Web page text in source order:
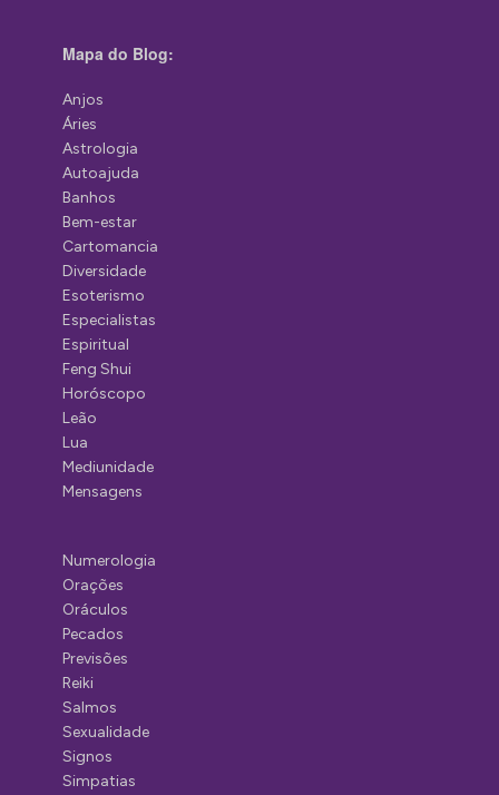
Mapa do Blog:
Anjos
Áries
Astrologia
Autoajuda
Banhos
Bem-estar
Cartomancia
Diversidade
Esoterismo
Especialistas
Espiritual
Feng Shui
Horóscopo
Leão
Lua
Mediunidade
Mensagens
Numerologia
Orações
Oráculos
Pecados
Previsões
Reiki
Salmos
Sexualidade
Signos
Simpatias